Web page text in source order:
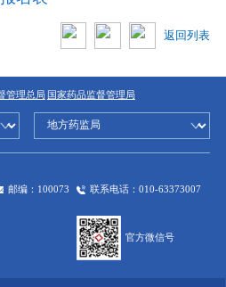
返回列表
管理总局 国家药品监督管理局
联系电话：010-63373007
邮编：100073
官方微信号